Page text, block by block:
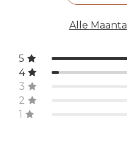
Alle
5
4
3
2
1